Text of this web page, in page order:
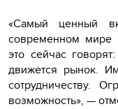
«Самый ценный
современном мире
это сейчас
движется рынок.
сотрудничеству.
возможность», —